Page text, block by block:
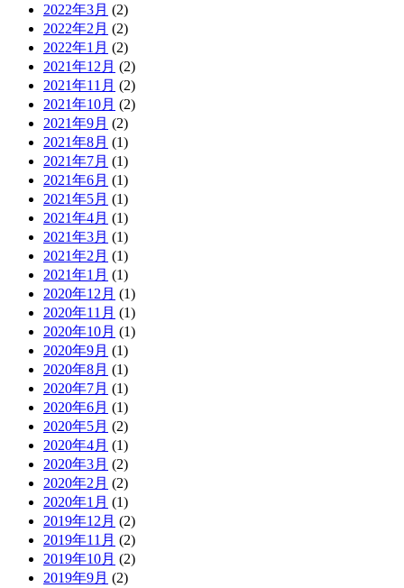
2022年3月 (2)
2022年2月 (2)
2022年1月 (2)
2021年12月 (2)
2021年11月 (2)
2021年10月 (2)
2021年9月 (2)
2021年8月 (1)
2021年7月 (1)
2021年6月 (1)
2021年5月 (1)
2021年4月 (1)
2021年3月 (1)
2021年2月 (1)
2021年1月 (1)
2020年12月 (1)
2020年11月 (1)
2020年10月 (1)
2020年9月 (1)
2020年8月 (1)
2020年7月 (1)
2020年6月 (1)
2020年5月 (2)
2020年4月 (1)
2020年3月 (2)
2020年2月 (2)
2020年1月 (1)
2019年12月 (2)
2019年11月 (2)
2019年10月 (2)
2019年9月 (2)